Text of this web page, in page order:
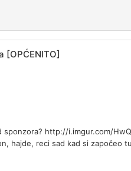
[OPĆENITO]
sponzora? http://i.imgur.com/
hajde, reci sad kad si započeo